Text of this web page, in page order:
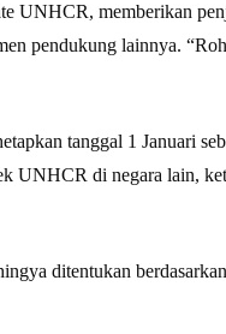
UNHCR, memberikan
pendukung lainnya.
tanggal 1 Januari
UNHCR di negara lain,
ditentukan